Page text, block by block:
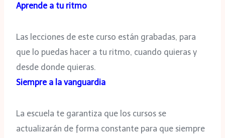
Aprende a tu ritmo
Las lecciones de este curso están grabadas, para
que lo puedas hacer a tu ritmo, cuando quieras y
desde donde quieras.
Siempre a la vanguardia
La escuela te garantiza que los cursos se
actualizarán de forma constante para que siempre